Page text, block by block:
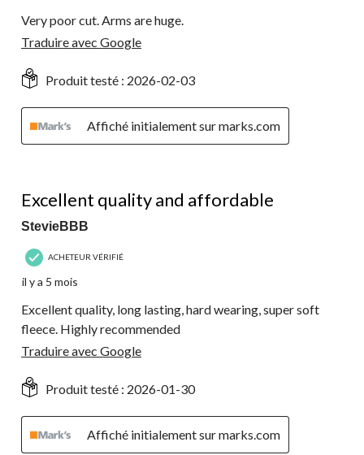
Very poor cut. Arms are huge.
Traduire avec Google
Produit testé : 2026-02-03
Affiché initialement sur marks.com
Excellent quality and affordable
StevieBBB
ACHETEUR VÉRIFIÉ
il y a 5 mois
Excellent quality, long lasting, hard wearing, super soft
fleece. Highly recommended
Traduire avec Google
Produit testé : 2026-01-30
Affiché initialement sur marks.com